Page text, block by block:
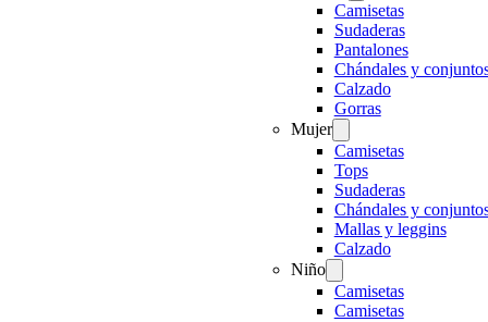
Camisetas
Sudaderas
Pantalones
Chándales y
Calzado
Gorras
Mujer
Camisetas
Tops
Sudaderas
Chándales y
Mallas y leggins
Calzado
Niño
Camisetas
Camisetas